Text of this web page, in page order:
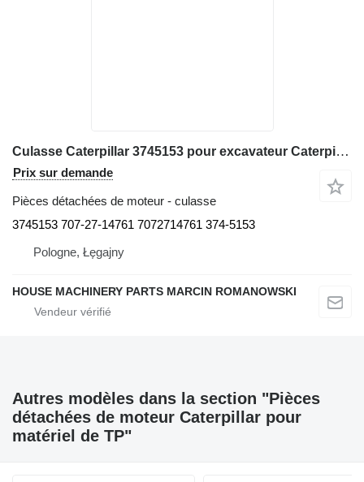
Culasse Caterpillar 3745153 pour excavateur Caterpillar M315D, M316D, M317D 2 M320
Prix sur demande
Pièces détachées de moteur - culasse
3745153 707-27-14761 7072714761 374-5153
Pologne, Łęgajny
HOUSE MACHINERY PARTS MARCIN ROMANOWSKI
Autres modèles dans la section "Pièces
détachées de moteur Caterpillar pour
matériel de TP"